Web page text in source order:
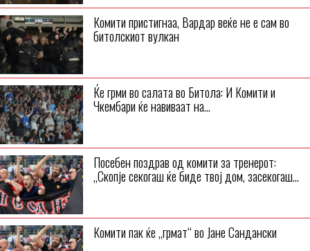
Комити пристигнаа, Вардар веќе не е сам во
битолскиот вулкан
Ќе грми во салата во Битола: И Комити и
Чкембари ќе навиваат на...
Посебен поздрав од комити за тренерот:
„Скопје секогаш ќе биде твој дом, засекогаш...
Комити пак ќе „грмат“ во Јане Сандански